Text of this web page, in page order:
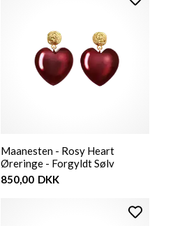
Maanesten - Rosy Heart
Øreringe - Forgyldt Sølv
850,00 DKK